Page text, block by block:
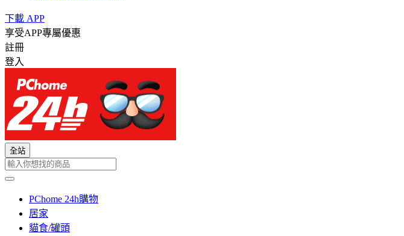
下載 APP
享受APP專屬優惠
註冊
登入
全站
PChome 24h購物
居家
貓食/罐頭